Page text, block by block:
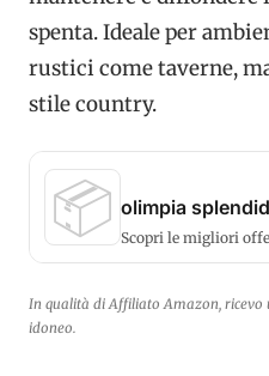
spenta. Ideale per
rustici come taverne,
stile country.
📦 olimpia
Scopri le migliori
In qualità di Affiliato Amazon, ricevo
idoneo.